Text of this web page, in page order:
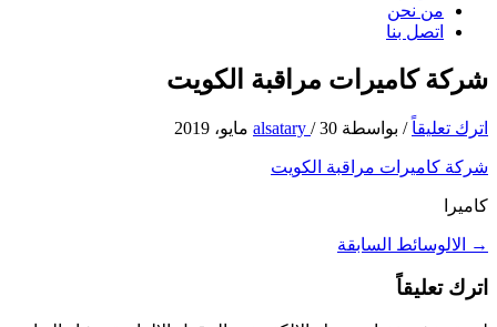
من نحن
اتصل بنا
شركة كاميرات مراقبة الكويت
اترك تعليقاً / بواسطة alsatary /30 مايو، 2019
شركة كاميرات مراقبة الكويت
كاميرا
→ الالوسائط السابقة
اترك تعليقاً